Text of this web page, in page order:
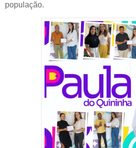
população.